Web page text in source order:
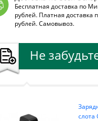
Бесплатная доставка по
рублей. Платная доставка
рублей. Самовывоз.
Не
слота